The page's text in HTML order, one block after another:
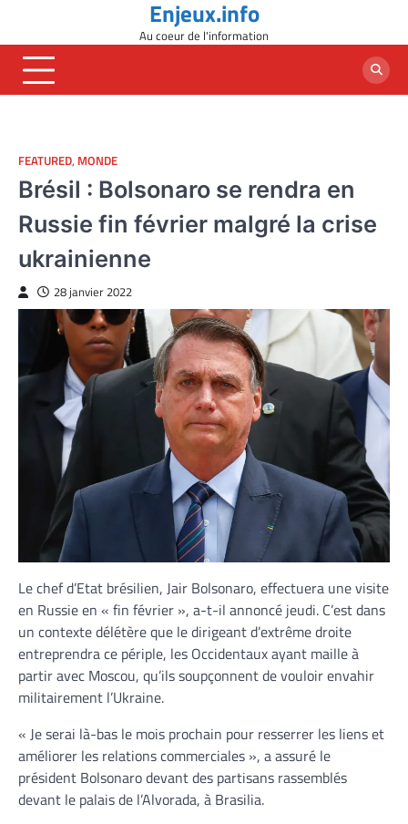
content
Enjeux.info
Au coeur de l'information
FEATURED, MONDE
Brésil : Bolsonaro se rendra en
Russie fin février malgré la crise
ukrainienne
28 janvier 2022
Le chef d’Etat brésilien, Jair Bolsonaro, effectuera une visite
en Russie en « fin février », a-t-il annoncé jeudi. C’est dans
un contexte délétère que le dirigeant d’extrême droite
entreprendra ce périple, les Occidentaux ayant maille à
partir avec Moscou, qu’ils soupçonnent de vouloir envahir
militairement l’Ukraine.
« Je serai là-bas le mois prochain pour resserrer les liens et
améliorer les relations commerciales », a assuré le
président Bolsonaro devant des partisans rassemblés
devant le palais de l’Alvorada, à Brasilia.